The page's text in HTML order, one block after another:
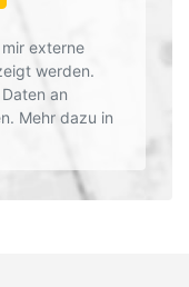
externe
werden.
an
Mehr dazu in